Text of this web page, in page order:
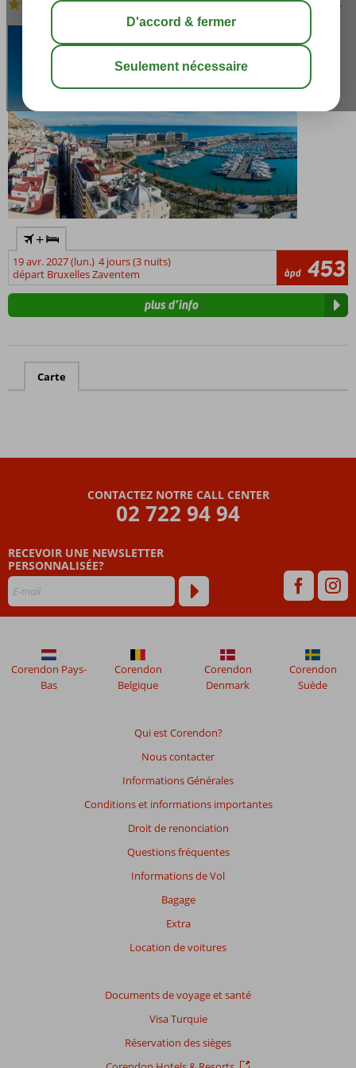
Logement-Hôtel sauver
+
19 avr. 2027 (lun.) 4 jours (3 nuits)
départ Bruxelles Zaventem
àpd 453
plus d’info
Carte
CONTACTEZ NOTRE CALL CENTER
02 722 94 94
RECEVOIR UNE NEWSLETTER
PERSONNALISÉE?
Qui est Corendon?
Nous contacter
Informations Générales
Conditions et informations importantes
Droit de renonciation
Questions fréquentes
Informations de Vol
Bagage
Extra
Location de voitures
Documents de voyage et santé
Visa Turquie
Réservation des sièges
Corendon Pays-
Bas
Corendon
Belgique
Corendon
Denmark
Corendon
Suède